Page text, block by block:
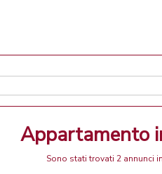
Appartamento
Sono stati trovati 2 annunci